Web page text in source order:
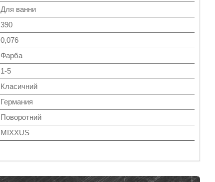
Для ванни
390
0,076
Фарба
1-5
Класичний
Германия
Поворотний
MIXXUS